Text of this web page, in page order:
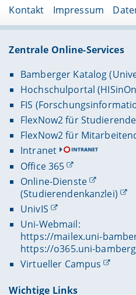
Kontakt Impressum
Zentrale Online-Services
Bamberger Katalog
Hochschulportal
FIS
FlexNow2 für Studierende
FlexNow2 für
Intranet
Office 365
Online-Dienste
(Studierendenkanzlei)
UnivIS
Uni-Webmail:
https://mailex.uni-
https://o365.uni-
Virtueller Campus
Wichtige Links